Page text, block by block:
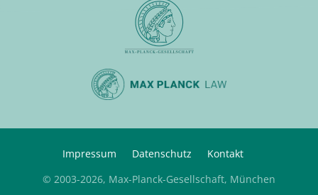
Impressum Datenschutz
Kontakt
© 2003-2026, Max-Planck-Gesellschaft, München